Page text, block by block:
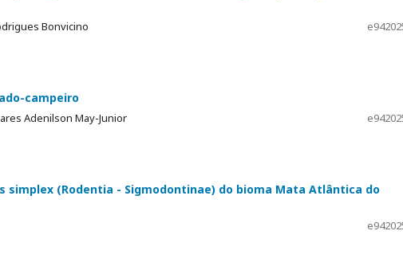
Bonvicino
campeiro
Adenilson May-Junior
simplex (Rodentia - Sigmodontinae) do bioma Mata Atlântica do